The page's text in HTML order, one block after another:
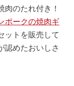
肉のたれ付き！
ポークの焼肉ギ
ットを販売して
認めたおいしさ